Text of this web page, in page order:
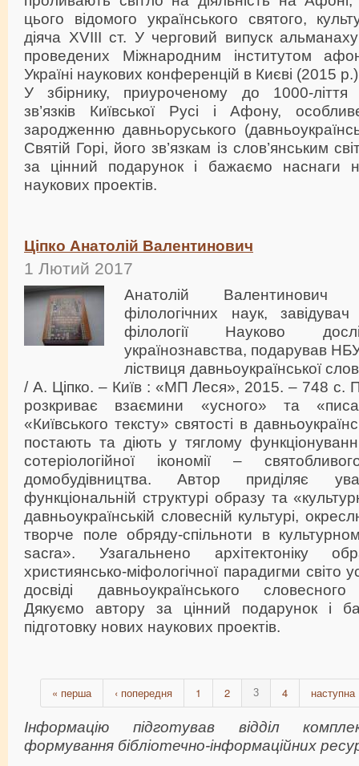
цього відомого українського святого,
діяча XVIII ст. У черговий випуск
проведених Міжнародним інститутом
Україні наукових конференцій в Києві (2015
У збірнику, приуроченому до 1000-ліття
зв’язків Київської Русі і Афону,
зародженню давньоруського
Святій Горі, його зв’язкам із слов’янським
за цінний подарунок і бажаємо наснаги
наукових проектів.
Ціпко Анатолій Валентинович
1 Лютий 2017
Анатолій Валентинович
філологічних наук, завідувач
філології Науково
українознавства, подарував
ліствиця давньоукраїнської
/ А. Ціпко. – Київ : «МП Леся», 2015. – 748 с.
розкриває взаємини «усного» та
«Київського тексту» святості в
постають та діють у тяглому
сотеріологійної ікономії –
домобудівництва. Автор приділяє
функціональній структурі образу та
давньоукраїнській словесній культурі,
творче поле обряду-спільноти в
sacra». Узагальнено архітектоніку
християнсько-міфологічної парадигми світо
досвіді давньоукраїнського словесного
Дякуємо автору за цінний подарунок і
підготовку нових наукових проектів.
« перша ‹ попередня 1 2 3 4 наступна
Інформацію підготував відділ
формування бібліотечно-інформаційних